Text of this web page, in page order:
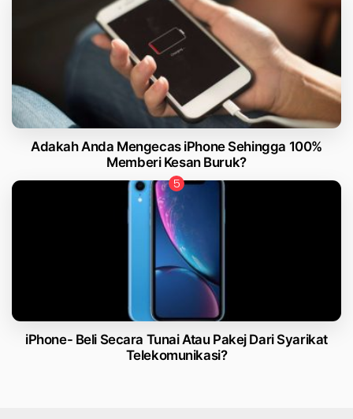
Adakah Anda Mengecas iPhone Sehingga 100%
Memberi Kesan Buruk?
iPhone- Beli Secara Tunai Atau Pakej Dari Syarikat
Telekomunikasi?